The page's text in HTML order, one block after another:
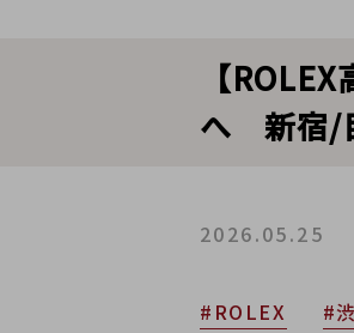
【
へ 新宿/
2026.05.25
#ROLEX #